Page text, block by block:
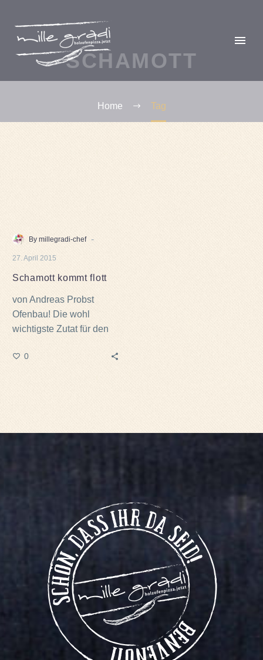
SCHAMOTT
Home Tag
By millegradi-chef -
27. April 2015
Schamott kommt flott
von Andreas Probst
Ofenbau! Die wohl
wichtigste Zutat für den
0